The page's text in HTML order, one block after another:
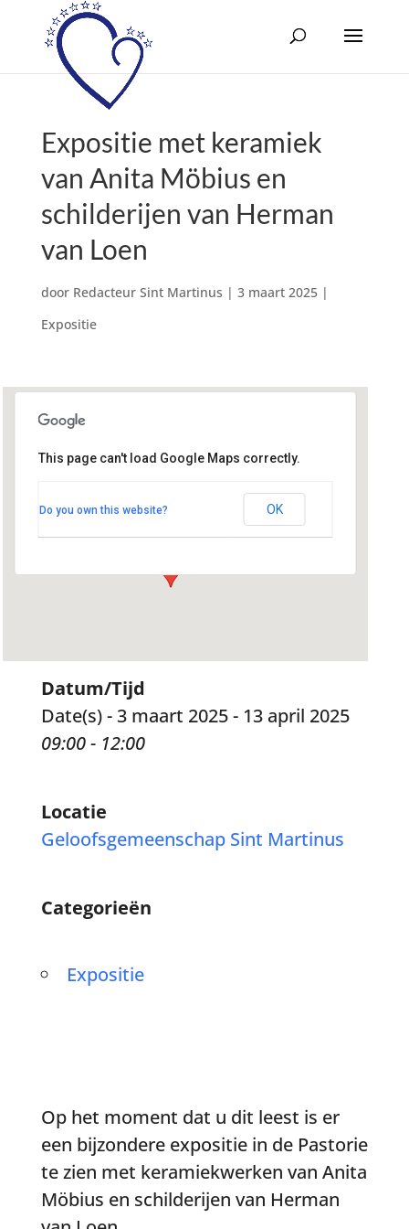
Expositie met keramiek
van Anita Möbius en
schilderijen van Herman
van Loen
door Redacteur Sint Martinus | 3 maart 2025|
Expositie
Geloofsgemeenschap Sint
Kerklaan 22 - Hoogland
This page can't load Google Maps correctly.
Do you own this website? OK
Datum/Tijd
Date(s) - 3 maart 2025 - 13 april 2025
09:00 - 12:00
Locatie
Geloofsgemeenschap Sint Martinus
Categorieën
Expositie
Op het moment dat u dit leest is er
een bijzondere expositie in de Pastorie
te zien met keramiekwerken van Anita
Möbius en schilderijen van Herman